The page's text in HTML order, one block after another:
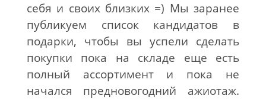
себя и своих близких =) Мы заранее
публикуем список кандидатов в
подарки, чтобы вы успели сделать
покупки пока на складе еще есть
полный ассортимент и пока не
начался предновогодний ажиотаж.